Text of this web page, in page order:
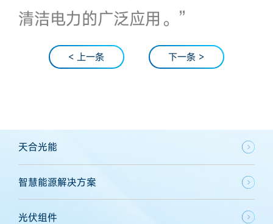
清洁电力的广泛应用。”
< 上一条 下一条 >
天合光能
智慧能源解决方案
光伏组件